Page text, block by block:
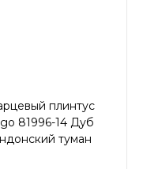
плинтус
81996-14 Дуб
туман